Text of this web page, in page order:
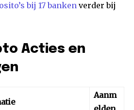
bij 17 banken verder bij
Acties en
Aanm